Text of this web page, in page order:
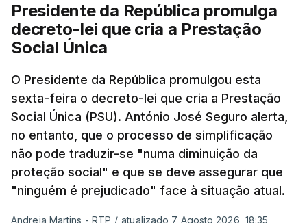
Presidente da República promulga
decreto-lei que cria a Prestação
Social Única
O Presidente da República promulgou esta
sexta-feira o decreto-lei que cria a Prestação
Social Única (PSU). António José Seguro alerta,
no entanto, que o processo de simplificação
não pode traduzir-se "numa diminuição da
proteção social" e que se deve assegurar que
"ninguém é prejudicado" face à situação atual.
Andreia Martins - RTP / atualizado 7 Agosto 2026, 18:35